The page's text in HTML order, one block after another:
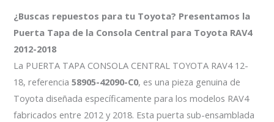
¿Buscas repuestos para tu Toyota? Presentamos la
Puerta Tapa de la Consola Central para Toyota RAV4
2012-2018
La PUERTA TAPA CONSOLA CENTRAL TOYOTA RAV4 12-
18, referencia58905-42090-C0, es una pieza genuina de
Toyota diseñada específicamente para los modelos RAV4
fabricados entre 2012 y 2018. Esta puerta sub-ensamblada